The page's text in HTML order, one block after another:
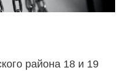
района 18 и 19